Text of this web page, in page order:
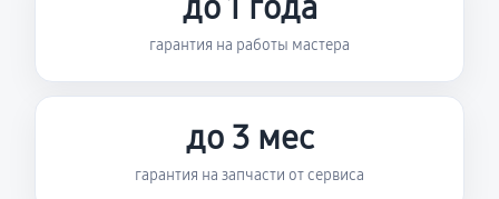
гарантия на работы мастера
до 3 мес
гарантия на запчасти от сервиса